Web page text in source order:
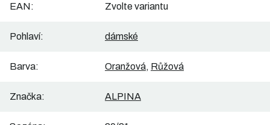
EAN: Zvolte variantu
Pohlaví: dámské
Barva: Oranžová, Růžová
Značka: ALPINA